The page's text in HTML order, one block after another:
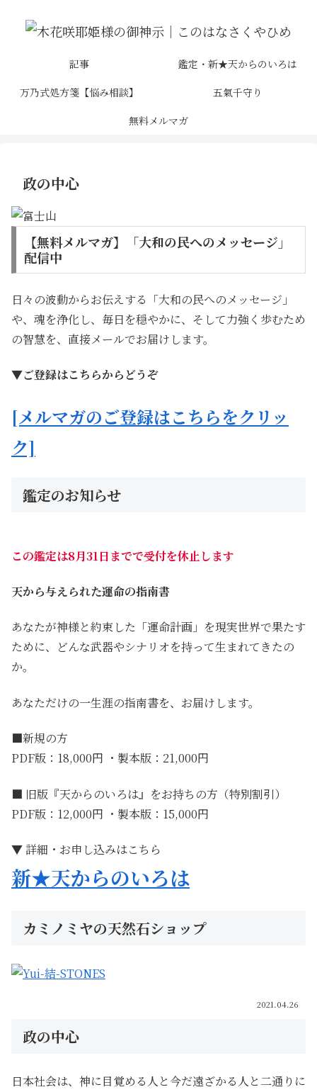
記事
鑑定・新★天からのいろは
万乃式処方箋【悩み相談】
五氣千守り
無料メルマガ
政の中心
【無料メルマガ】「大和の民へのメッセージ」
配信中
日々の波動からお伝えする「大和の民へのメッセージ」
や、魂を浄化し、毎日を穏やかに、そして力強く歩むため
の智慧を、直接メールでお届けします。
▼ご登録はこちらからどうぞ
[メルマガのご登録はこちらをクリッ
ク]
鑑定のお知らせ
この鑑定は8月31日までで受付を休止します
天から与えられた運命の指南書
あなたが神様と約束した「運命計画」を現実世界で果たす
ために、どんな武器やシナリオを持って生まれてきたの
か。
あなただけの一生涯の指南書を、お届けします。
■新規の方
PDF版：18,000円 ・製本版：21,000円
■ 旧版『天からのいろは』をお持ちの方（特別割引）
PDF版：12,000円 ・製本版：15,000円
▼ 詳細・お申し込みはこちら
新★天からのいろは
カミノミヤの天然石ショップ
2021.04.26
政の中心
日本社会は、神に目覚める人と今だ遠ざかる人と二通りに